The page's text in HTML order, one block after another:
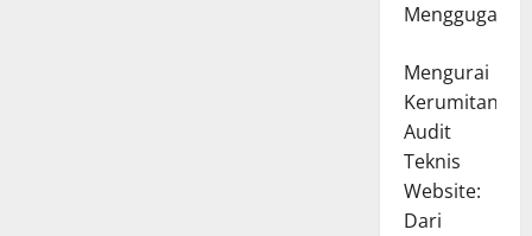
Menggugah
Mengurai
Kerumitan
Audit
Teknis
Website:
Dari